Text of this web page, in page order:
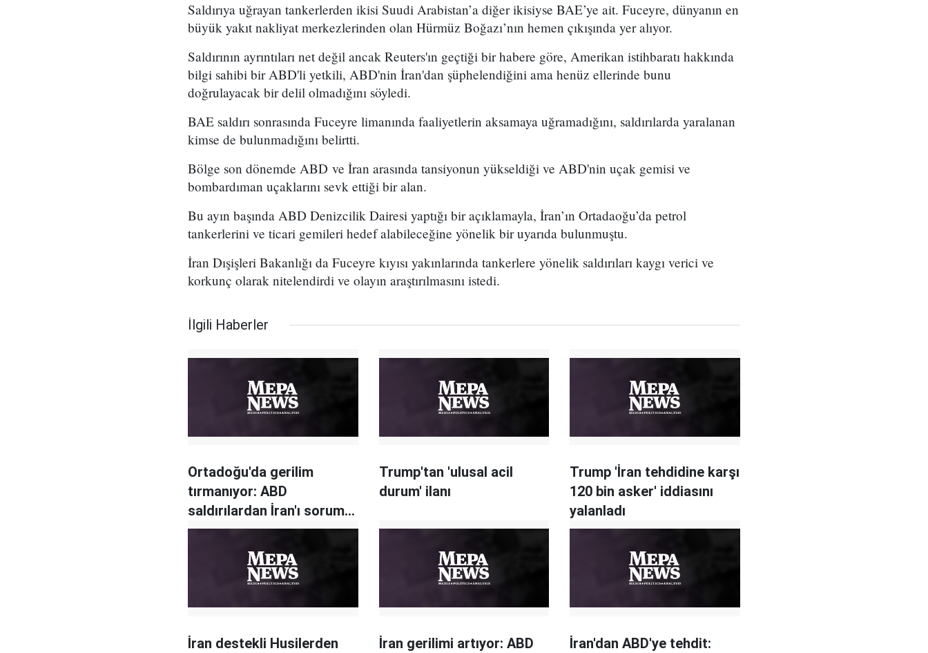
Saldırıya uğrayan tankerlerden ikisi Suudi Arabistan’a diğer ikisiyse BAE’ye ait. Fuceyre, dünyanın en
büyük yakıt nakliyat merkezlerinden olan Hürmüz Boğazı’nın hemen çıkışında yer alıyor.
Saldırının ayrıntıları net değil ancak Reuters'ın geçtiği bir habere göre, Amerikan istihbaratı hakkında
bilgi sahibi bir ABD'li yetkili, ABD'nin İran'dan şüphelendiğini ama henüz ellerinde bunu
doğrulayacak bir delil olmadığını söyledi.
BAE saldırı sonrasında Fuceyre limanında faaliyetlerin aksamaya uğramadığını, saldırılarda yaralanan
kimse de bulunmadığını belirtti.
Bölge son dönemde ABD ve İran arasında tansiyonun yükseldiği ve ABD'nin uçak gemisi ve
bombardıman uçaklarını sevk ettiği bir alan.
Bu ayın başında ABD Denizcilik Dairesi yaptığı bir açıklamayla, İran’ın Ortadaoğu’da petrol
tankerlerini ve ticari gemileri hedef alabileceğine yönelik bir uyarıda bulunmuştu.
İran Dışişleri Bakanlığı da Fuceyre kıyısı yakınlarında tankerlere yönelik saldırıları kaygı verici ve
korkunç olarak nitelendirdi ve olayın araştırılmasını istedi.
İlgili Haberler
Ortadoğu'da gerilim
tırmanıyor: ABD
saldırılardan İran'ı sorumlu
tuttu
Trump'tan 'ulusal acil
durum' ilanı
Trump 'İran tehdidine karşı
120 bin asker' iddiasını
yalanladı
İran destekli Husilerden
İran gerilimi artıyor: ABD
İran'dan ABD'ye tehdit: